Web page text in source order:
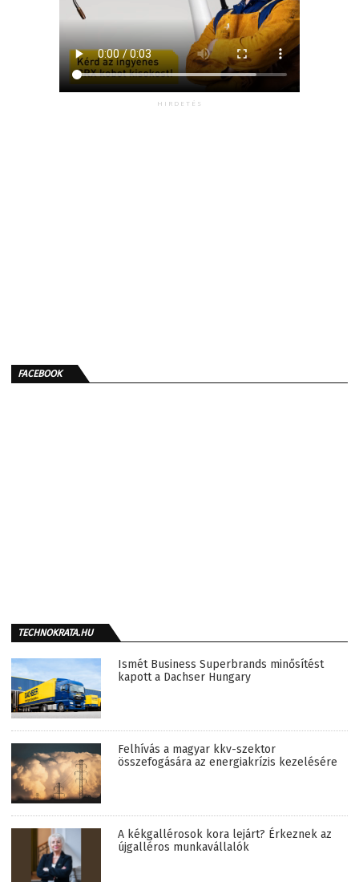
HIRDETÉS
FACEBOOK
TECHNOKRATA.HU
Ismét Business Superbrands minősítést
kapott a Dachser Hungary
Felhívás a magyar kkv-szektor
összefogására az energiakrízis kezelésére
A kékgallérosok kora lejárt? Érkeznek az
újgalléros munkavállalók